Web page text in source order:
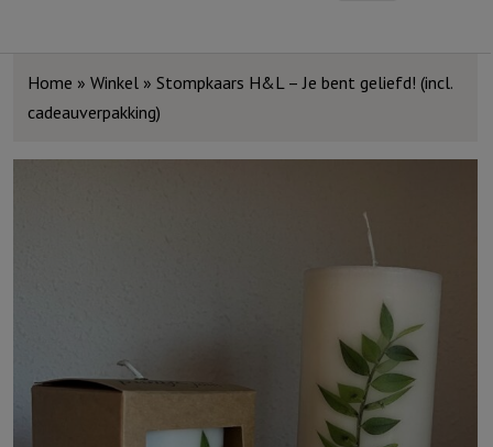
Home » Winkel » Stompkaars H&L – Je bent geliefd! (incl.
cadeauverpakking)